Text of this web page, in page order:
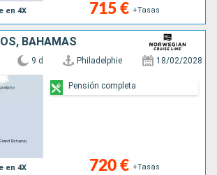
en 4X 715 € +Tasas
BAHAMAS
en 4X
9 d Philadelphie 18/02/2028
720 € +Tasas
Pensión completa